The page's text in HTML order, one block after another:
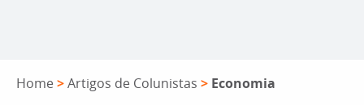
Home >Artigos de Colunistas > Economia